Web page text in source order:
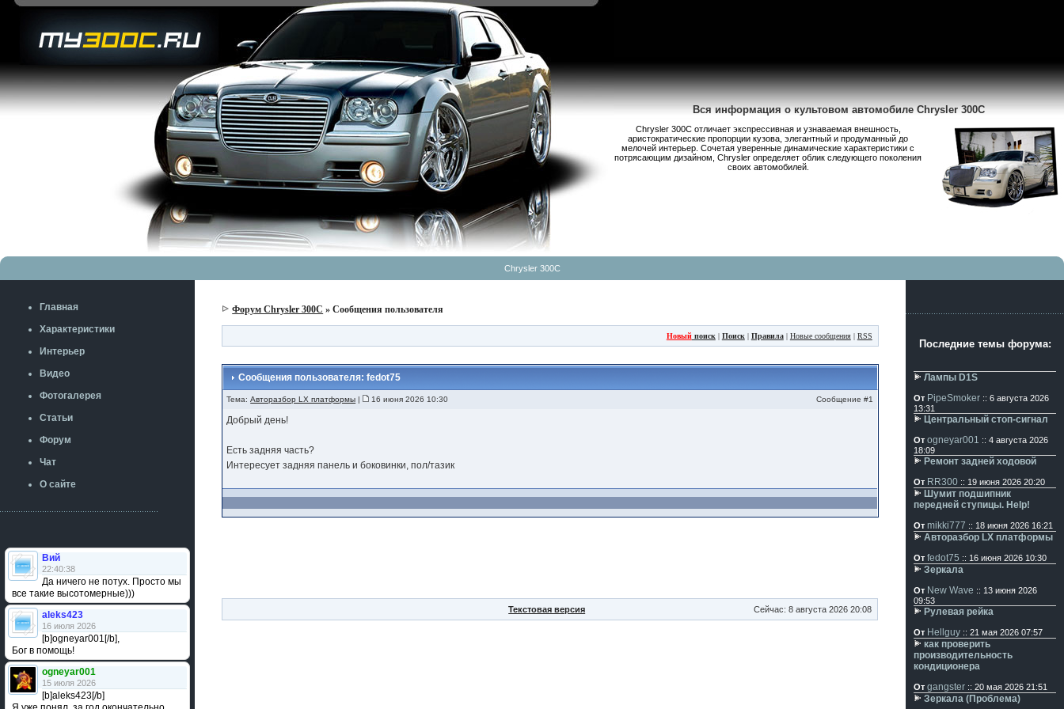
Вся информация о культовом автомобиле Chrysler 300C
Chrysler 300С отличает экспрессивная и узнаваемая внешность,
аристократические пропорции кузова, элегантный и продуманный до
мелочей интерьер. Сочетая уверенные динамические характеристики с
потрясающим дизайном, Chrysler определяет облик следующего поколения
своих автомобилей.
Chrysler 300C
Главная
Характеристики
Интерьер
Видео
Фотогалерея
Статьи
Форум
Чат
О сайте
Вий
22:40:38
Да ничего не потух. Просто мы
все такие высотомерные)))
aleks423
16 июля 2026
[b]ogneyar001[/b],
Бог в помощь!
ogneyar001
15 июля 2026
[b]aleks423[/b]
Форум Chrysler 300C » Сообщения пользователя
Новыйпоиск| Поиск| Правила| Новые сообщения| RSS
Сообщения пользователя: fedot75
Тема:Авторазбор LX платформы | 16 июня 2026 10:30 Сообщение #1
Добрый день!
Есть задняя часть?
Интересует задняя панель и боковинки, пол/тазик
Текстовая версия Сейчас: 8 августа 2026 20:08
Последние темы форума:
Лампы D1S
От PipeSmoker :: 6 августа 2026
13:31
Центральный стоп-сигнал
От ogneyar001 :: 4 августа 2026
18:09
Ремонт задней ходовой
От RR300 :: 19 июня 2026 20:20
Шумит подшипник
передней ступицы. Help!
От mikki777 :: 18 июня 2026 16:21
Авторазбор LX платформы
От fedot75 :: 16 июня 2026 10:30
Зеркала
От New Wave :: 13 июня 2026
09:53
Рулевая рейка
От Hellguy :: 21 мая 2026 07:57
как проверить
производительность
кондиционера
От gangster :: 20 мая 2026 21:51
Зеркала (Проблема)